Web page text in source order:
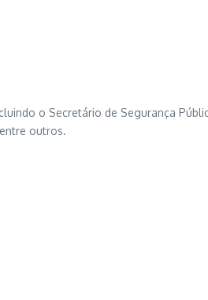
o Secretário de Segurança
outros.